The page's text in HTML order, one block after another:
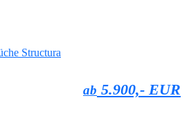
ab 5.900,- EUR